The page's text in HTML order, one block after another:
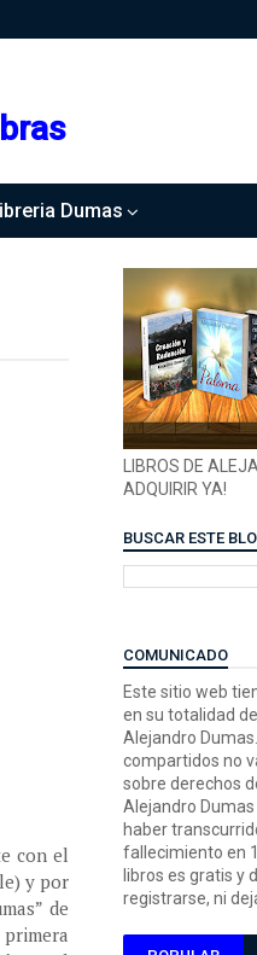
Dumas
con el
y por
de
LIBROS DE
ADQUIRIR YA!
BUSCAR ESTE
COMUNICADO
Este sitio web
en su totalidad
Alejandro
compartidos no
sobre derechos
Alejandro
haber
fallecimiento en
libros es gratis y
registrarse, ni